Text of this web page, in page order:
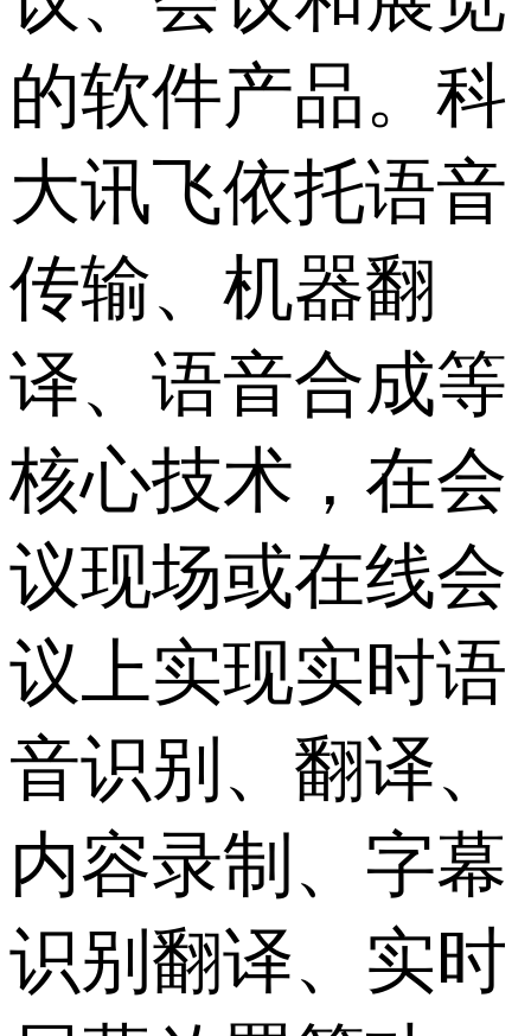
的软件产品。科
大讯飞依托语音
传输、机器翻
译、语音合成等
核心技术，在会
议现场或在线会
议上实现实时语
音识别、翻译、
内容录制、字幕
识别翻译、实时